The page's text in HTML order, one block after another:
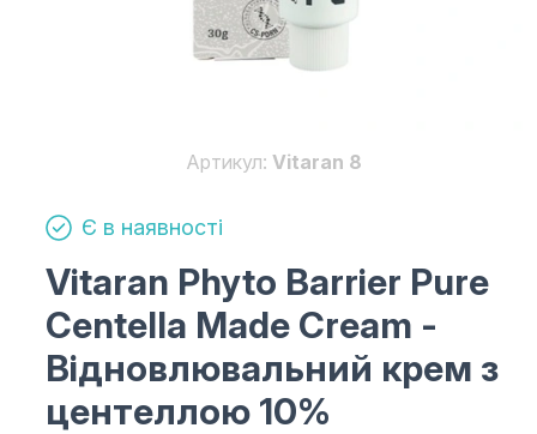
Артикул:Vitaran 8
Є в наявності
Vitaran Phyto Barrier Pure
Centella Made Cream -
Відновлювальний крем з
центеллою 10%